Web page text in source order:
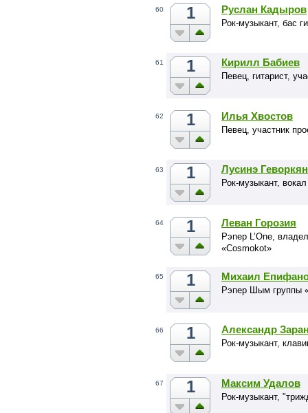
60 1 Руслан Кадыров
Рок-музыкант, бас
61 1 Кирилл Бабиев
Певец, гитарист,
62 1 Илья Хвостов
Певец, участник
63 1 Лусинэ Геворкян
Рок-музыкант,
64 1 Леван Горозия
Рэпер L’One,
«Cosmokot»
65 1 Михаил
Рэпер Шым группы
66 1 Александр
Рок-музыкант,
67 1 Максим Удалов
Рок-музыкант,